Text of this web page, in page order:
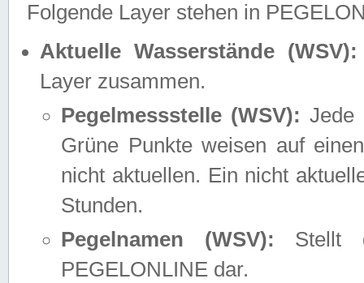
Folgende Layer stehen in
Aktuelle Wasserstände (WSV):
Layer zusammen.
Pegelmessstelle (WSV): Jede
Grüne Punkte weisen auf
nicht aktuellen. Ein nicht
Stunden.
Pegelnamen (WSV): Stellt
PEGELONLINE dar.